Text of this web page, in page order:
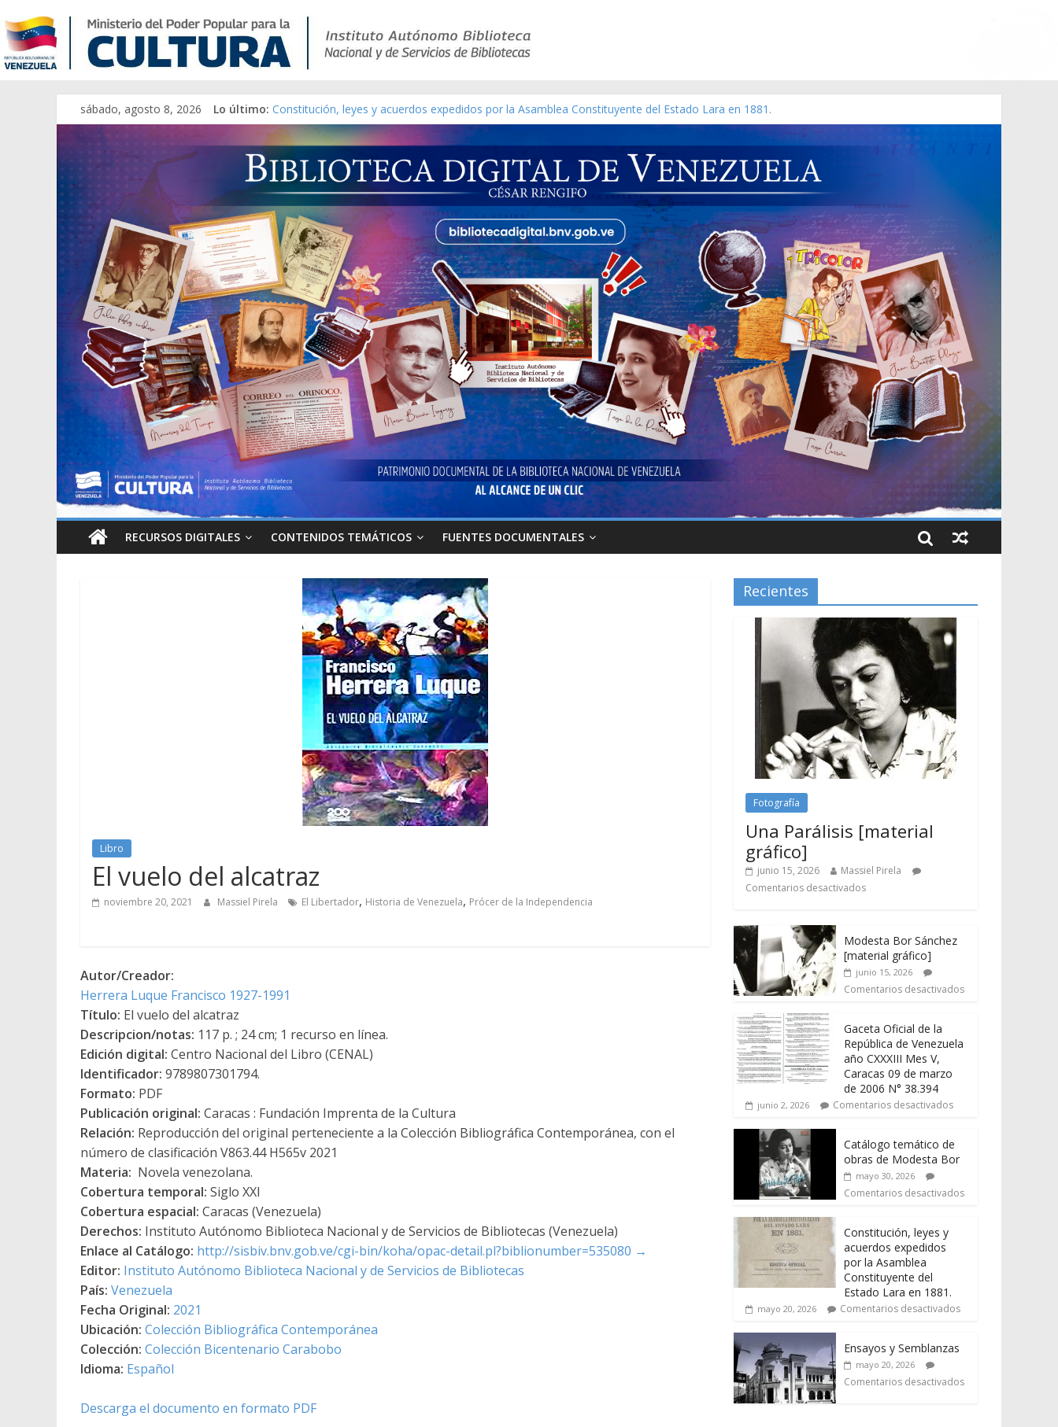
sábado, agosto 8, 2026 Lo último: Constitución, leyes y acuerdos expedidos por la Asamblea Constituyente del Estado Lara en 1881.
Una Parálisis [material gráfico]
Modesta Bor Sánchez [material gráfico]
Gaceta Oficial de la República de Venezuela año CXXXIII Mes V, Caracas 09 de marzo de 2006 N° 38.394
Catálogo temático de obras de Modesta Bor
RECURSOS DIGITALES CONTENIDOS TEMÁTICOS FUENTES DOCUMENTALES
Libro
El vuelo del alcatraz
noviembre 20, 2021 Massiel Pirela El Libertador, Historia de Venezuela, Prócer de la Independencia
Autor/Creador:
Herrera Luque Francisco 1927-1991
Título: El vuelo del alcatraz
Descripcion/notas: 117 p. ; 24 cm; 1 recurso en línea.
Edición digital: Centro Nacional del Libro (CENAL)
Identificador: 9789807301794.
Formato: PDF
Publicación original: Caracas : Fundación Imprenta de la Cultura
Relación: Reproducción del original perteneciente a la Colección Bibliográfica Contemporánea, con el
número de clasificación V863.44 H565v 2021
Materia: Novela venezolana.
Cobertura temporal: Siglo XXI
Cobertura espacial: Caracas (Venezuela)
Derechos: Instituto Autónomo Biblioteca Nacional y de Servicios de Bibliotecas (Venezuela)
Enlace al Catálogo: http://sisbiv.bnv.gob.ve/cgi-bin/koha/opac-detail.pl?biblionumber=535080 →
Editor: Instituto Autónomo Biblioteca Nacional y de Servicios de Bibliotecas
País: Venezuela
Fecha Original: 2021
Ubicación: Colección Bibliográfica Contemporánea
Colección: Colección Bicentenario Carabobo
Idioma: Español
Descarga el documento en formato PDF
Recientes
Fotografía
Una Parálisis [material
gráfico]
junio 15, 2026
Massiel Pirela
Comentarios desactivados
Modesta Bor Sánchez
[material gráfico]
junio 15, 2026
Comentarios desactivados
Gaceta Oficial de la
República de Venezuela
año CXXXIII Mes V,
Caracas 09 de marzo
de 2006 N° 38.394
junio 2, 2026 Comentarios desactivados
Catálogo temático de
obras de Modesta Bor
mayo 30, 2026
Comentarios desactivados
Constitución, leyes y
acuerdos expedidos
por la Asamblea
Constituyente del
Estado Lara en 1881.
mayo 20, 2026 Comentarios desactivados
Ensayos y Semblanzas
mayo 20, 2026
Comentarios desactivados